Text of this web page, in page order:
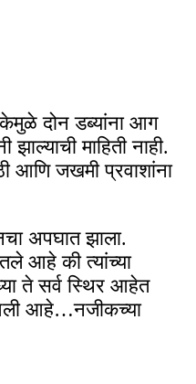
दोन डब्यांना आग
माहिती नाही.
आणि जखमी प्रवाशांना
अपघात झाला.
आहे की त्यांच्या
ते सर्व स्थिर आहेत
आली आहे…नजीकच्या